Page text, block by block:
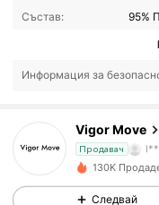
Състав:
95%
Информация за
Vigor Move
Продавач
4.77
130K
Следвай